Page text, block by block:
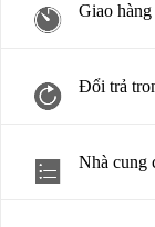
Giao
Đổi trả
Nhà cung